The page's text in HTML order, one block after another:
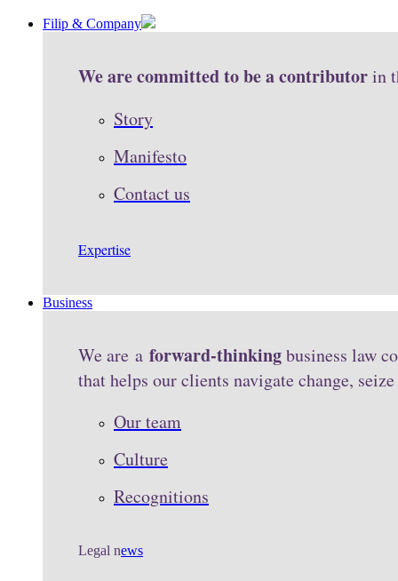
Filip & Company
We are committed to be a contributorin
Story
Manifesto
Contact us
Expertise
Business
We are a forward-thinkingbusiness law
that helps our clients navigate change,
Our team
Culture
Recognitions
Legal news